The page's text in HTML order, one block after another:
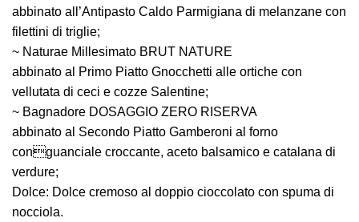
abbinato all’Antipasto Caldo Parmigiana di melanzane con
filettini di triglie;
~ Naturae Millesimato BRUT NATURE
abbinato al Primo Piatto Gnocchetti alle ortiche con
vellutata di ceci e cozze Salentine;
~ Bagnadore DOSAGGIO ZERO RISERVA
abbinato al Secondo Piatto Gamberoni al forno
conguanciale croccante, aceto balsamico e catalana di
verdure;
Dolce: Dolce cremoso al doppio cioccolato con spuma di
nocciola.